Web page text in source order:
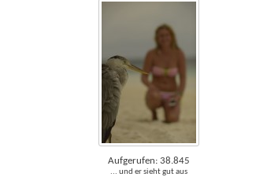
Aufgerufen: 38.845
... und er sieht gut aus